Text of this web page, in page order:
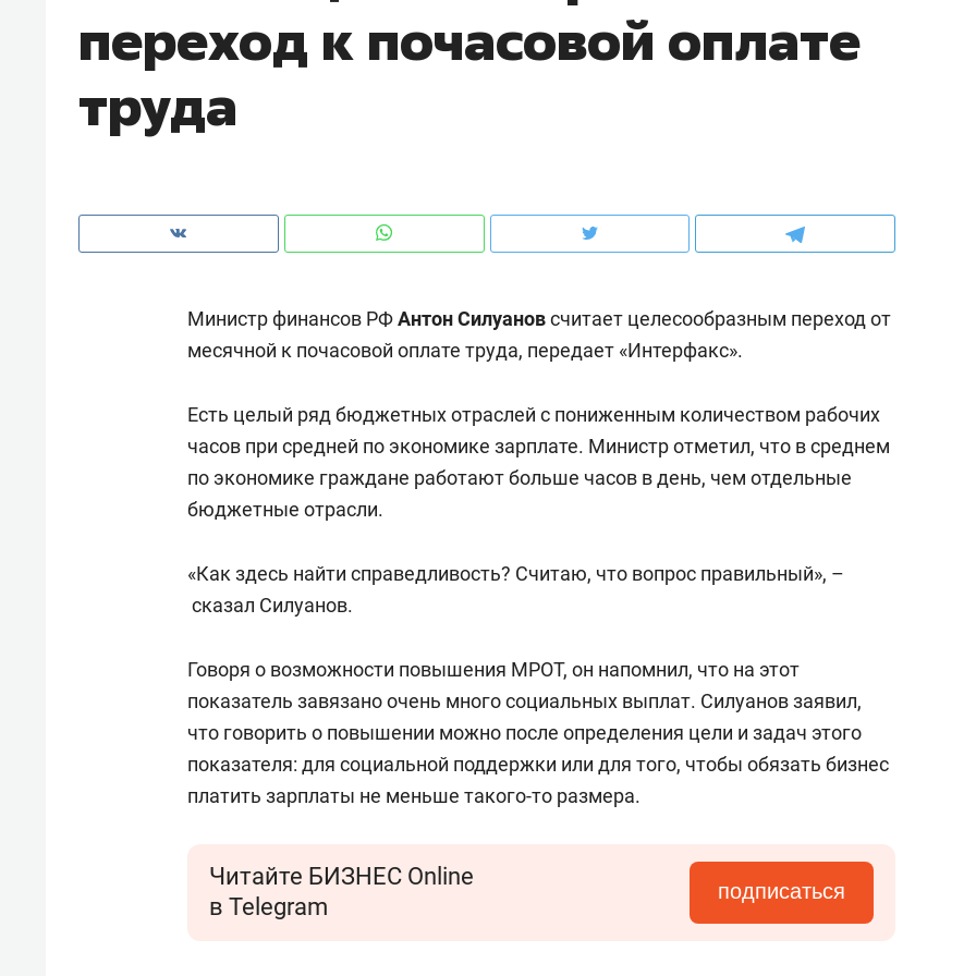
переход к почасовой оплате
труда
Министр финансов РФАнтон Силуановсчитает целесообразным переход от
месячной к почасовой оплате труда, передает «Интерфакс».
Есть целый ряд бюджетных отраслей с пониженным количеством рабочих
часов при средней по экономике зарплате. Министр отметил, что в среднем
по экономике граждане работают больше часов в день, чем отдельные
бюджетные отрасли.
«Как здесь найти справедливость? Считаю, что вопрос правильный», –
сказал Силуанов.
Говоря о возможности повышения МРОТ, он напомнил, что на этот
показатель завязано очень много социальных выплат. Силуанов заявил,
что говорить о повышении можно после определения цели и задач этого
показателя: для социальной поддержки или для того, чтобы обязать бизнес
платить зарплаты не меньше такого-то размера.
Читайте БИЗНЕС Online
в Telegram
подписаться
чем интересен Оман?
о трехкратном росте цен, дотошных
клиентах и чудных запросах мастеров
налогах и развитии без
Оставить шум за волной: как
строят тишину в казанском
ЖК «Заря»
Психотерапевт «Фороса»:
«Директорский невроз» –
когда человек не считает
Дизайнер-прораб
Наседкина: «Ремонт
с мебелью за 2